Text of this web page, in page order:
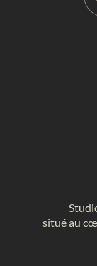
situé au